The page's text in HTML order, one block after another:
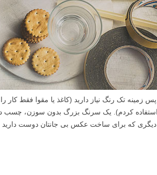
زمینه تک رنگ نیاز دارید (کاغذ یا مقوا فقط کار
کردم). یک سرنگ بزرگ بدون سوزن، چسب
که برای ساخت عکس بی جانتان دوست دارید